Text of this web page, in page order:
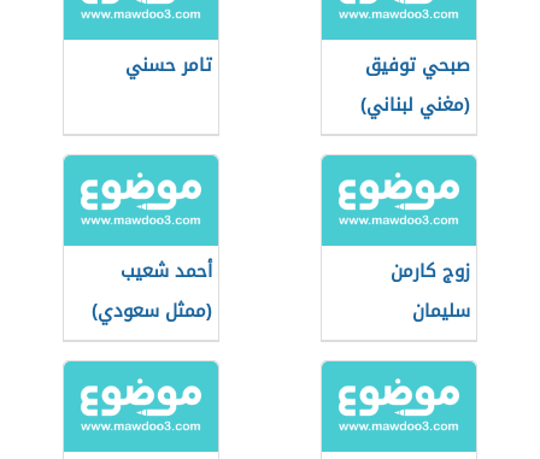
صبحي توفيق
(مغني لبناني)
تامر حسني
زوج كارمن
سليمان
أحمد شعيب
(ممثل سعودي)